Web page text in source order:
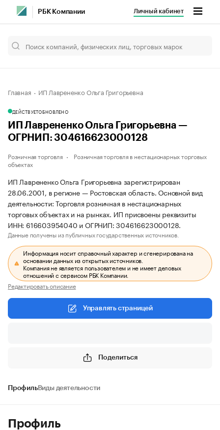
РБК Компании Личный кабинет
Главная ИП Лаврененко Ольга Григорьевна
ДЕЙСТВУЕТОБНОВЛЕНО
ИП Лаврененко Ольга Григорьевна —
ОГРНИП: 304616623000128
Розничная торговля
Розничная торговля в нестационарных торговых
объектах
ИП Лаврененко Ольга Григорьевна зарегистрирован
28.06.2001, в регионе — Ростовская область. Основной вид
деятельности: Торговля розничная в нестационарных
торговых объектах и на рынках. ИП присвоены реквизиты
ИНН: 616603954040 и ОГРНИП: 304616623000128.
Данные получены из публичных государственных источников.
Информация носит справочный характер и сгенерирована на
основании данных из открытых источников.
Компания не является пользователем и не имеет деловых
отношений с сервисом РБК Компании.
Редактировать описание
Управлять страницей
Поделиться
ПрофильВиды деятельности
Профиль